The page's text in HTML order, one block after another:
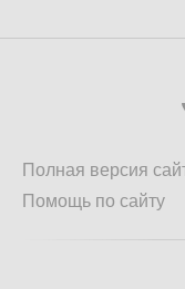
Полная версия
Помощь по сайту